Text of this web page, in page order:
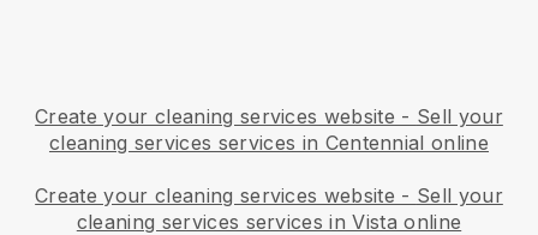
Create your cleaning services website - Sell your
cleaning services services in Centennial online
Create your cleaning services website - Sell your
cleaning services services in Vista online